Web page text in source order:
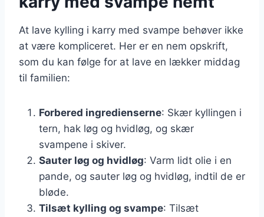
At lave kylling i karry med svampe behøver ikke
at være kompliceret. Her er en nem opskrift,
som du kan følge for at lave en lækker middag
til familien:
Forbered ingredienserne: Skær kyllingen i
tern, hak løg og hvidløg, og skær
svampene i skiver.
Sauter løg og hvidløg: Varm lidt olie i en
pande, og sauter løg og hvidløg, indtil de er
bløde.
Tilsæt kylling og svampe: Tilsæt